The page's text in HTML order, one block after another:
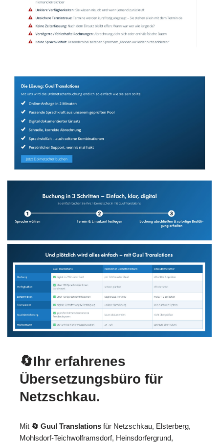
🔄Ihr erfahrenes
Übersetzungsbüro für
Netzschkau.
Mit 🔄 Guul Translations für Netzschkau, Elsterberg,
Mohlsdorf-Teichwolframsdorf, Heinsdorfergrund,